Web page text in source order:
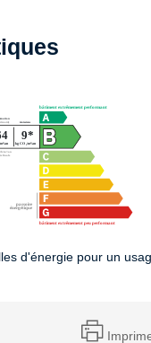
d'énergie pour un